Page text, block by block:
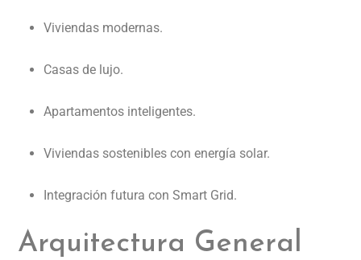
Viviendas modernas.
Casas de lujo.
Apartamentos inteligentes.
Viviendas sostenibles con energía solar.
Integración futura con Smart Grid.
Arquitectura General